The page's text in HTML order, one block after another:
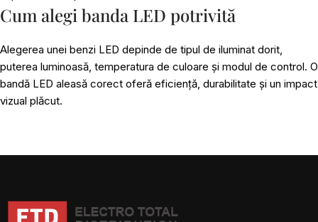
Cum alegi banda LED potrivită
Alegerea unei benzi LED depinde de tipul de iluminat dorit,
puterea luminoasă, temperatura de culoare și modul de control. O
bandă LED aleasă corect oferă eficiență, durabilitate și un impact
vizual plăcut.